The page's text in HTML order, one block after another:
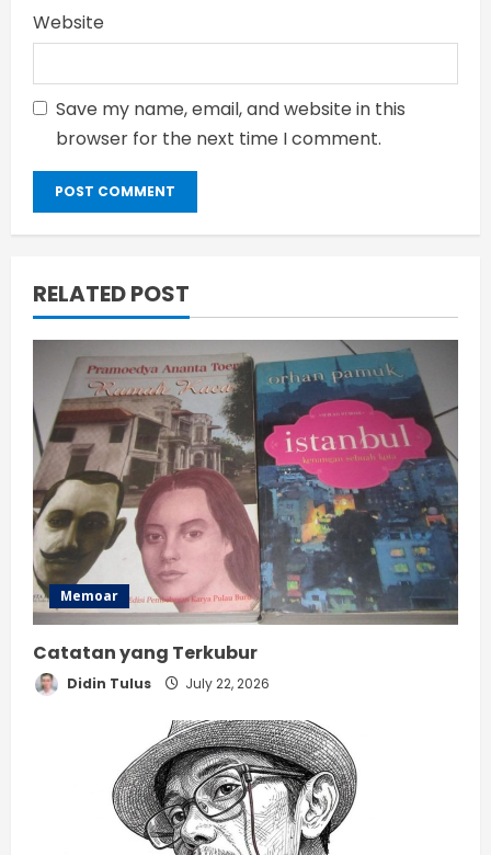
Website
Save my name, email, and website in this
browser for the next time I comment.
RELATED POST
Memoar
Catatan yang Terkubur
Didin Tulus July 22, 2026